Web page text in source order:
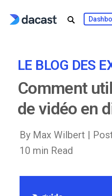
LE BLOG DES
Comment
de vidéo en
By Max Wilbert |
10 min Read